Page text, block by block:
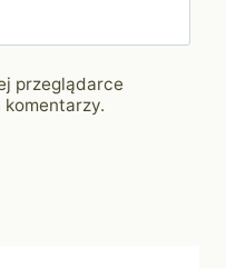
przeglądarce